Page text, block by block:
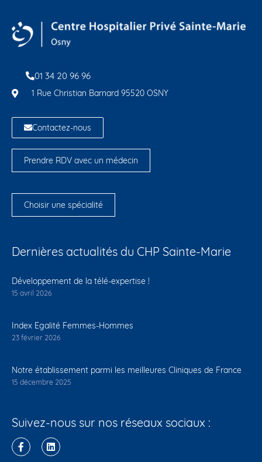
01 34 20 96 96
1 Rue Christian Barnard 95520 OSNY
Contactez-nous
Prendre RDV avec un médecin
Choisir une spécialité
Dernières actualités du CHP Sainte-Marie
Développement de la télé-expertise !
15 avril 2026
Index Egalité Femmes-Hommes
23 février 2026
Notre établissement parmi les meilleures Cliniques de France
15 décembre 2025
Suivez-nous sur nos réseaux sociaux :